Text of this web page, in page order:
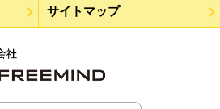
サイトマップ